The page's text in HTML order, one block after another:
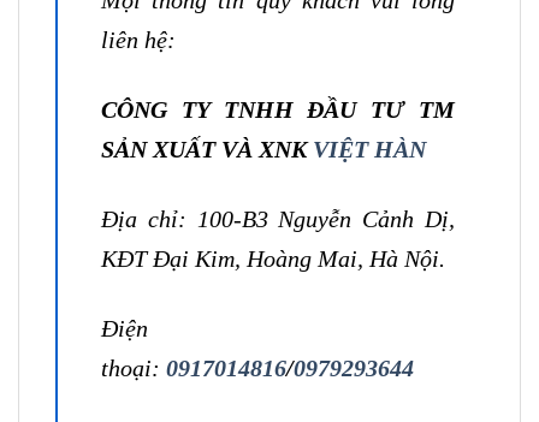
liên hệ:
CÔNG TY TNHH ĐẦU TƯ TM
SẢN XUẤT VÀ XNKVIỆT HÀN
Địa chỉ: 100-B3 Nguyễn Cảnh Dị,
KĐT Đại Kim, Hoàng Mai, Hà Nội.
Điện
thoại: 0917014816/0979293644